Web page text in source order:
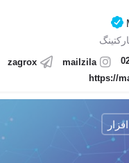
mailzila
zagrox
https://